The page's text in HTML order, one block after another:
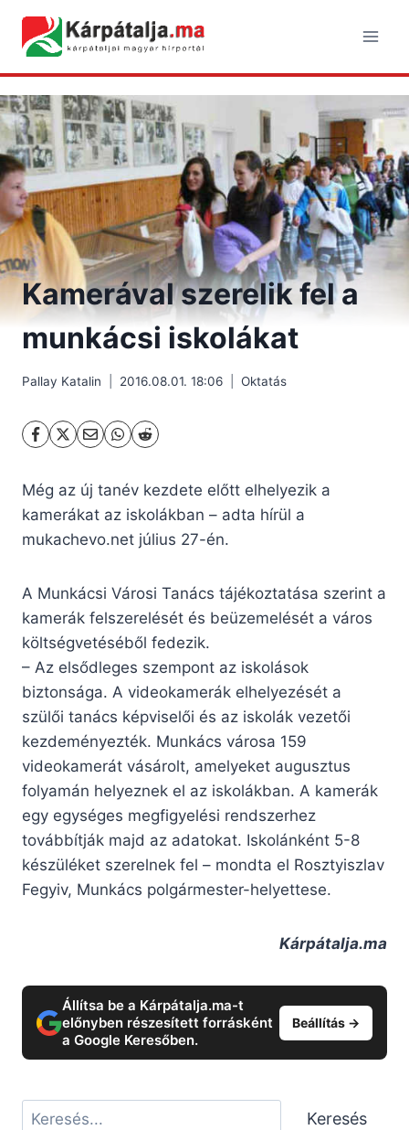
content
Kamerával szerelik fel a
munkácsi iskolákat
Pallay Katalin 2016.08.01. 18:06 Oktatás
Még az új tanév kezdete előtt elhelyezik a
kamerákat az iskolákban – adta hírül a
mukachevo.net július 27-én.
A Munkácsi Városi Tanács tájékoztatása szerint a
kamerák felszerelését és beüzemelését a város
költségvetéséből fedezik.
– Az elsődleges szempont az iskolások
biztonsága. A videokamerák elhelyezését a
szülői tanács képviselői és az iskolák vezetői
kezdeményezték. Munkács városa 159
videokamerát vásárolt, amelyeket augusztus
folyamán helyeznek el az iskolákban. A kamerák
egy egységes megfigyelési rendszerhez
továbbítják majd az adatokat. Iskolánként 5-8
készüléket szerelnek fel – mondta el Rosztyiszlav
Fegyiv, Munkács polgármester-helyettese.
Kárpátalja.ma
Állítsa be a Kárpátalja.ma-t
előnyben részesített forrásként
a Google Keresőben.
Beállítás →
Keresés Keresés